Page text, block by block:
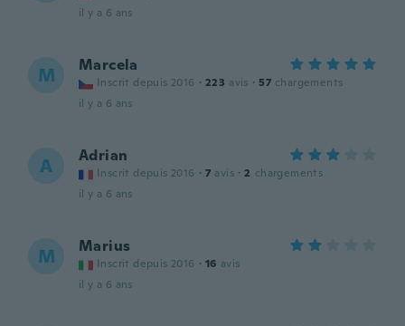
il y a 6 ans
M Marcela
Inscrit depuis 2016 · 223 avis · 57 chargements
il y a 6 ans
A Adrian
Inscrit depuis 2016 · 7 avis · 2 chargements
il y a 6 ans
M Marius
Inscrit depuis 2016 · 16 avis
il y a 6 ans